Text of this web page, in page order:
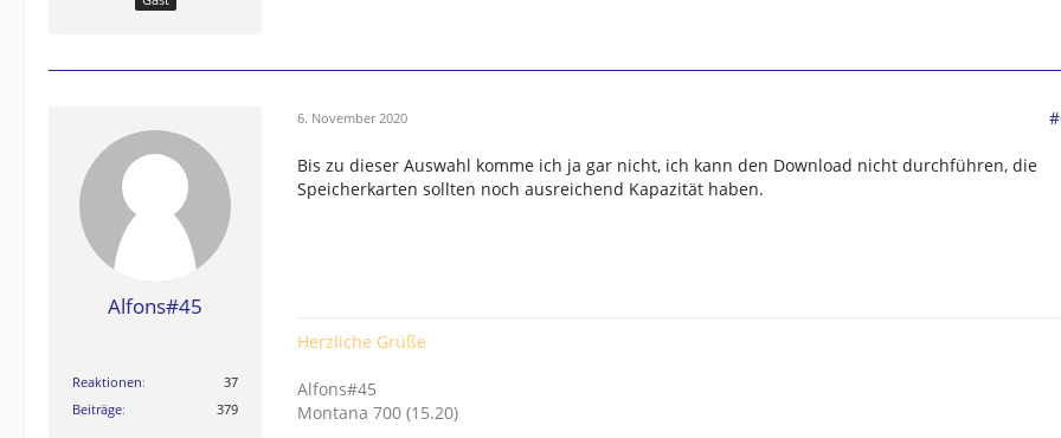
Alfons#45
Reaktionen
37
Beiträge
379
6. November 2020
Bis zu dieser Auswahl komme ich ja gar nicht, ich kann den Download nicht durchführen, die
Speicherkarten sollten noch ausreichend Kapazität haben.
Herzliche Grüße
Alfons#45
Montana 700 (15.20)